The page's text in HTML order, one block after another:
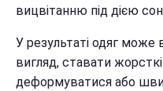
вицвітанню під дією
У результаті одяг може
вигляд, ставати
деформуватися або